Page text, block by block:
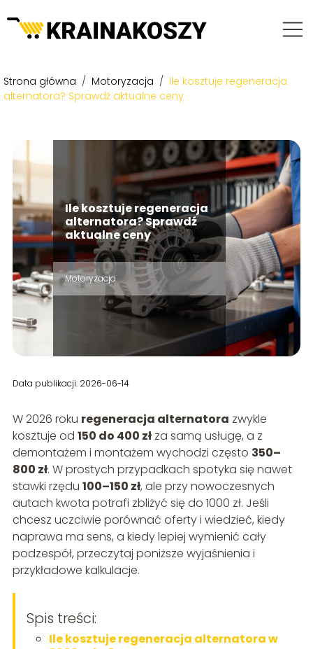
Strona główna / Motoryzacja / Ile kosztuje regeneracja
alternatora? Sprawdź aktualne ceny
Ile kosztuje regeneracja
alternatora? Sprawdź
aktualne ceny
Motoryzacja
Data publikacji: 2026-06-14
W 2026 roku regeneracja alternatora zwykle
kosztuje od 150 do 400 złza samą usługę, a z
demontażem i montażem wychodzi często 350–
800 zł. W prostych przypadkach spotyka się nawet
stawki rzędu 100–150 zł, ale przy nowoczesnych
autach kwota potrafi zbliżyć się do 1000 zł. Jeśli
chcesz uczciwie porównać oferty i wiedzieć, kiedy
naprawa ma sens, a kiedy lepiej wymienić cały
podzespół, przeczytaj poniższe wyjaśnienia i
przykładowe kalkulacje.
Spis treści:
Ile kosztuje regeneracja alternatora w